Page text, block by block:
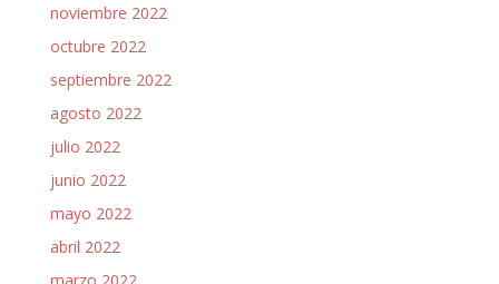
noviembre 2022
octubre 2022
septiembre 2022
agosto 2022
julio 2022
junio 2022
mayo 2022
abril 2022